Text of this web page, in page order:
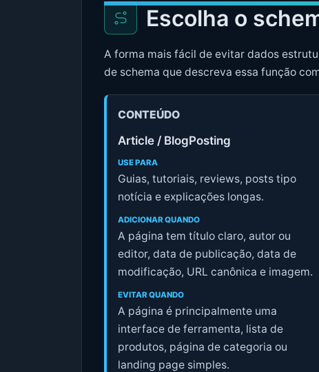
Escolha o
A forma mais fácil de evitar dados
de schema que descreva essa função
CONTEÚDO
Article / BlogPosting
USE PARA
Guias, tutoriais, reviews, posts tipo
notícia e explicações longas.
ADICIONAR QUANDO
A página tem título claro, autor ou
editor, data de publicação, data de
modificação, URL canônica e imagem.
EVITAR QUANDO
A página é principalmente uma
interface de ferramenta, lista de
produtos, página de categoria ou
landing page simples.